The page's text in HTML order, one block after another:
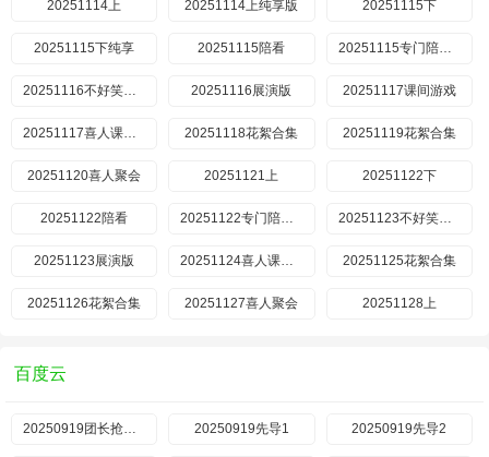
20251114上 20251114上纯享版 20251115下
20251115下纯享 20251115陪看 20251115专门陪你看
20251116展演版 20251117课间游戏
20251118花絮合集 20251119花絮合集
20251120喜人聚会 20251121上 20251122下
20251122陪看 20251123不好笑惩罚室
20251123展演版 20251125花絮合集
20251126花絮合集 20251127喜人聚会 20251128上
百度云
20250919团长抢人特辑 20250919先导1 20250919先导2